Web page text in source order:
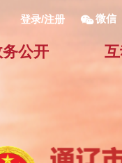
登录/注册 微信
公开